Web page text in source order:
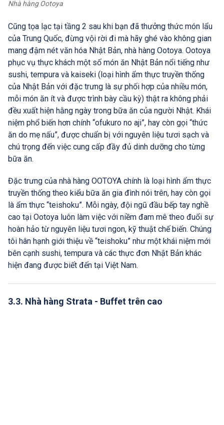
Nhà hàng Ootoya
Cũng tọa lạc tại tầng 2 sau khi bạn đã thưởng thức món lẩu
của Trung Quốc, đừng vội rời đi mà hãy ghé vào không gian
mang đậm nét văn hóa Nhật Bản, nhà hàng Ootoya. Ootoya
phục vụ thực khách một số món ăn Nhật Bản nổi tiếng như
sushi, tempura và kaiseki (loại hình ẩm thực truyền thống
của Nhật Bản với đặc trưng là sự phối hợp của nhiều món,
mỗi món ăn ít và được trình bày cầu kỳ) thật ra không phải
đều xuất hiện hằng ngày trong bữa ăn của người Nhật. Khái
niệm phổ biến hơn chính “ofukuro no aji”, hay còn gọi “thức
ăn do mẹ nấu”, được chuẩn bị với nguyên liệu tươi sạch và
chú trọng đến việc cung cấp đầy đủ dinh dưỡng cho từng
bữa ăn.
Đặc trưng của nhà hàng OOTOYA chính là loại hình ẩm thực
truyền thống theo kiểu bữa ăn gia đình nói trên, hay còn gọi
là ẩm thực “teishoku”. Mỗi ngày, đội ngũ đầu bếp tay nghề
cao tại Ootoya luôn làm việc với niềm đam mê theo đuổi sự
hoàn hảo từ nguyên liệu tươi ngon, kỹ thuật chế biến. Chúng
tôi hân hạnh giới thiệu về “teishoku” như một khái niệm mới
bên cạnh sushi, tempura và các thực đơn Nhật Bản khác
hiện đang được biết đến tại Việt Nam.
3.3. Nhà hàng Strata - Buffet trên cao